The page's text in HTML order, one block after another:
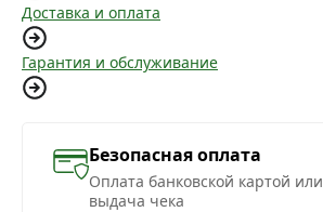
Доставка и оплата
Гарантия и обслуживание
Безопасная оплата
Оплата банковской картой
выдача чека